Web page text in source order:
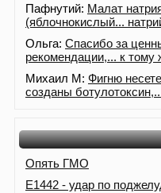
Пафнутий: Малат
(яблочнокислый...
Ольга: Спасибо за
рекомендации,... к тому
Михаил М: Фигню
созданы
Опять ГМО
Е1442 - удар по